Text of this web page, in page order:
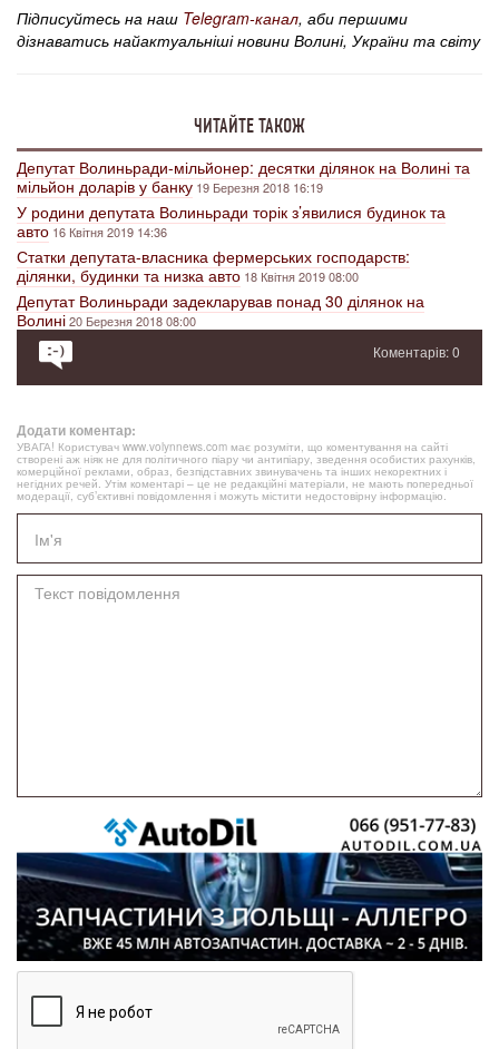
Підписуйтесь на наш Telegram-канал, аби першими
дізнаватись найактуальніші новини Волині, України та світу
ЧИТАЙТЕ ТАКОЖ
Депутат Волиньради-мільйонер: десятки ділянок на Волині та
мільйон доларів у банку 19 Березня 2018 16:19
У родини депутата Волиньради торік з’явилися будинок та
авто 16 Квітня 2019 14:36
Статки депутата-власника фермерських господарств:
ділянки, будинки та низка авто 18 Квітня 2019 08:00
Депутат Волиньради задекларував понад 30 ділянок на
Волині20 Березня 2018 08:00
Коментарів: 0
Додати коментар:
УВАГА! Користувач www.volynnews.com має розуміти, що коментування на сайті
створені аж ніяк не для політичного піару чи антипіару, зведення особистих рахунків,
комерційної реклами, образ, безпідставних звинувачень та інших некоректних і
негідних речей. Утім коментарі – це не редакційні матеріали, не мають попередньої
модерації, суб’єктивні повідомлення і можуть містити недостовірну інформацію.